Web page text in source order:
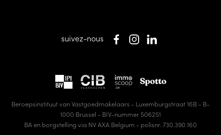
Beroepsinstituut van Vastgoedmakelaars - Luxemburgstraat 16B - B-
1000 Brussel - BIV-nummer 506251
BA en borgstelling via NV AXA Belgium - polisnr. 730.390.160
suivez-nous